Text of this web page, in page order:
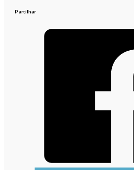
Partilhar